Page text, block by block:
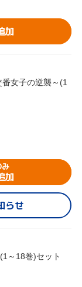
加
番女子の逆襲～(1
加
らせ
～18巻)セット